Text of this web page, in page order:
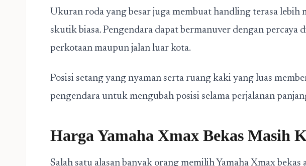
Ukuran roda yang besar juga membuat handling terasa lebih
skutik biasa. Pengendara dapat bermanuver dengan percaya
perkotaan maupun jalan luar kota.
Posisi setang yang nyaman serta ruang kaki yang luas
pengendara untuk mengubah posisi selama perjalanan
Harga Yamaha Xmax Bekas Masih
Salah satu alasan banyak orang memilih Yamaha Xmax bekas